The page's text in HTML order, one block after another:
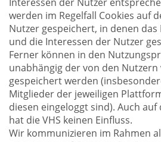
werden im Regelfall Cookies auf
Nutzer gespeichert, in denen
und die Interessen der Nutzer
Ferner können in den
unabhängig der von den
gespeichert werden
Mitglieder der jeweiligen
diesen eingeloggt sind). Auch
hat die VHS keinen Einfluss.
Wir kommunizieren im Rahmen